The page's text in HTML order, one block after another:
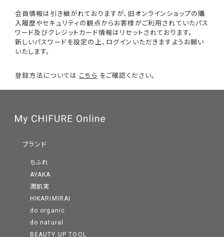
会員情報は引き継がれておりますが、旧オンラインショップの購
入履歴やセキュリティの観点からお客様がご利用されていたパス
ワード及びクレジットカード情報はリセットされております。
新しいパスワードを設定の上、ログインいただきますようお願い
いたします。
登録方法については こちら をご確認ください。
ブランド
ちふれ
AYAKA
潤肌実
HIKARIMIRAI
do organic
do natural
BEAUTY UP TOOL